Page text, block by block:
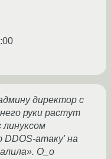
директор с
руки растут
линуксом
DDOS-атаку' на
O_o